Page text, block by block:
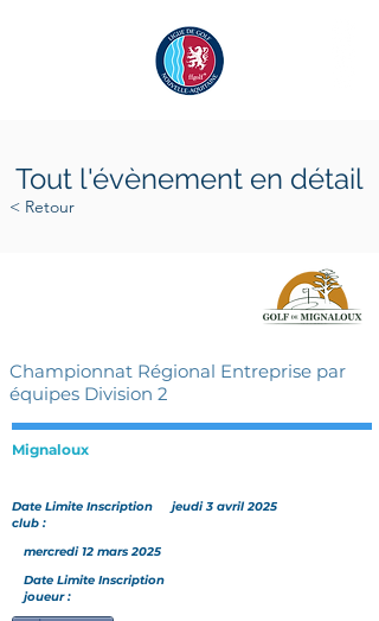
Tout l'évènement en détail
< Retour
Championnat Régional Entreprise par
équipes Division 2
Mignaloux
Date Limite Inscription
club :
jeudi 3 avril 2025
mercredi 12 mars 2025
Date Limite Inscription
joueur :